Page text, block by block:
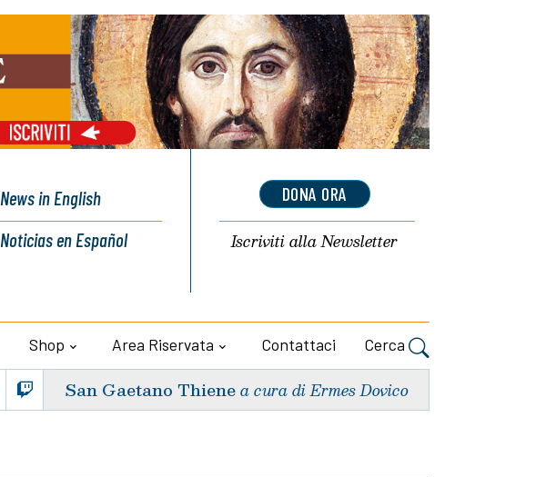
Newsin English
Noticiasen Español
DONA ORA
Iscriviti allaNewsletter
Shop Area Riservata Contattaci Cerca
San Gaetano Thiene a cura di Ermes Dovico